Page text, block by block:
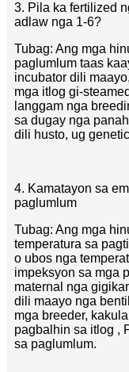
3. Pila ka fertilized
adlaw nga 1-6?
Tubag: Ang mga
paglumlum taas
incubator dili
mga itlog gi-
langgam nga
sa dugay nga
dili husto, ug
4. Kamatayon sa
paglumlum
Tubag: Ang mga
temperatura sa
o ubos nga
impeksyon sa mga
maternal nga
dili maayo nga
mga breeder,
pagbalhin sa itlog ,
sa paglumlum.